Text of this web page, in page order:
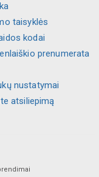
taisyklės
kodai
prenumerata
nustatymai
atsiliepimą